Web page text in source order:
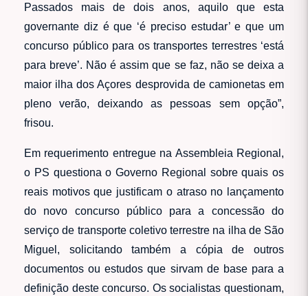
Passados mais de dois anos, aquilo que esta
governante diz é que ‘é preciso estudar’ e que um
concurso público para os transportes terrestres ‘está
para breve’. Não é assim que se faz, não se deixa a
maior ilha dos Açores desprovida de camionetas em
pleno verão, deixando as pessoas sem opção”,
frisou.
Em requerimento entregue na Assembleia Regional,
o PS questiona o Governo Regional sobre quais os
reais motivos que justificam o atraso no lançamento
do novo concurso público para a concessão do
serviço de transporte coletivo terrestre na ilha de São
Miguel, solicitando também a cópia de outros
documentos ou estudos que sirvam de base para a
definição deste concurso. Os socialistas questionam,